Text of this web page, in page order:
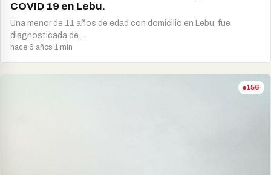
COVID 19 en Lebu.
Una menor de 11 años de edad con domicilio en Lebu, fue
diagnosticada de…
hace 6 años·1 min
156